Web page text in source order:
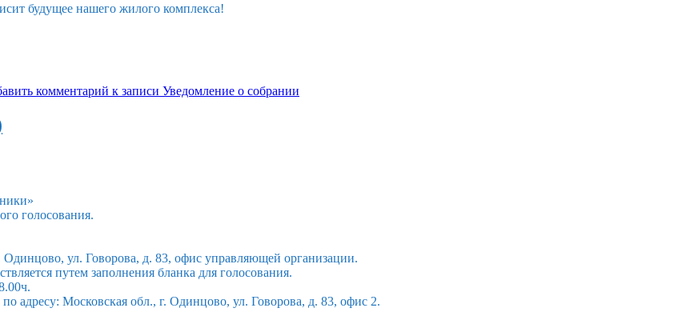
будущее нашего жилого комплекса!
комментарий к записи Уведомление о собрании
голосования.
Одинцово, ул. Говорова, д. 83, офис управляющей организации.
путем заполнения бланка для голосования.
адресу: Московская обл., г. Одинцово, ул. Говорова, д. 83, офис 2.